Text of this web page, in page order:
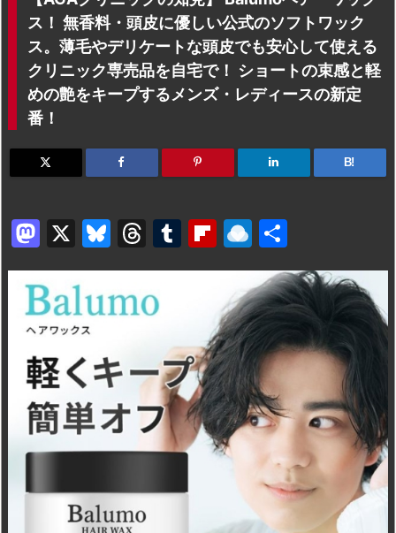
ス！ 無香料・頭皮に優しい公式のソフトワック
ス。薄毛やデリケートな頭皮でも安心して使える
クリニック専売品を自宅で！ ショートの束感と軽
めの艶をキープするメンズ・レディースの新定
番！
B!
M
a
st
o
d
o
n
X
Bl
u
e
s
y
T
hr
e
a
s
T
u
r
Fl
ip
b
o
ar
d
R
ai
n
dr
o
p.
io
有